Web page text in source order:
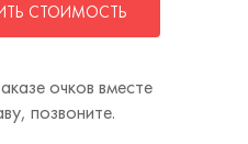
СТОИМОСТЬ
очков вместе
позвоните.